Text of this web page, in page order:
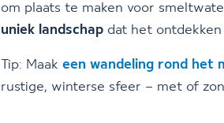
om plaats te maken voor
uniek landschap dat het
Tip: Maak een wandeling rond het
rustige, winterse sfeer – met of